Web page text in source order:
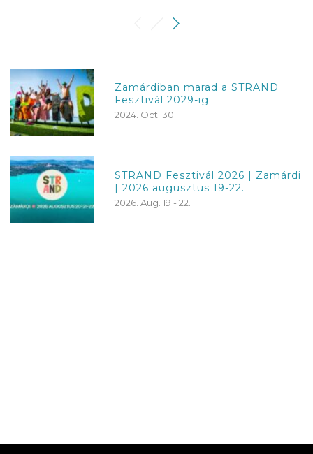
Zamárdiban marad a STRAND
Fesztivál 2029-ig
2024. Oct. 30
STRAND Fesztivál 2026 | Zamárdi
| 2026 augusztus 19-22.
2026. Aug. 19 - 22.